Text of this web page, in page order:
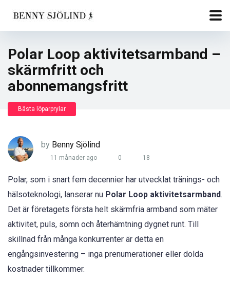
Polar Loop aktivitetsarmband –
skärmfritt och
abonnemangsfritt
Bästa löparprylar
by Benny Sjölind
11 månader ago 0 18
Polar, som i snart fem decennier har utvecklat tränings- och
hälsoteknologi, lanserar nu Polar Loop aktivitetsarmband.
Det är företagets första helt skärmfria armband som mäter
aktivitet, puls, sömn och återhämtning dygnet runt. Till
skillnad från många konkurrenter är detta en
engångsinvestering – inga prenumerationer eller dolda
kostnader tillkommer.